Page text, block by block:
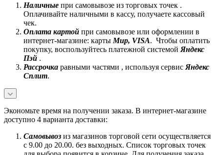
Наличные при самовывозе из торговых точек .
Оплачивайте наличными в кассу, получаете кассовый
чек.
Оплата картой при самовывозе или оформлении в
интернет-магазине: карты Mир, VISA. Чтобы оплатить
покупку, воспользуйтесь платежной системой Яндекс
Пэй .
Рассрочка равными частями , используя сервис Яндекс
Сплит.
Экономьте время на получении заказа. В интернет-магазине
доступно 4 варианта доставки:
Самовывоз из магазинов торговой сети осуществляется
с 9.00 до 20.00. без выходных. Список торговых точек